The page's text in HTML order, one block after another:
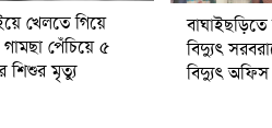
খেলতে গিয়ে
পেঁচিয়ে ৫
শিশুর মৃত্যু
বাঘাইছড়িতে
বিদ্যুৎ
বিদ্যুৎ